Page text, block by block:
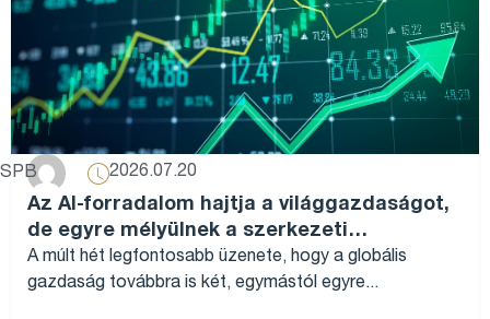
SPB 2026.07.20
Az AI-forradalom hajtja a világgazdaságot,
de egyre mélyülnek a szerkezeti
különbségek...
A múlt hét legfontosabb üzenete, hogy a globális
gazdaság továbbra is két, egymástól egyre...